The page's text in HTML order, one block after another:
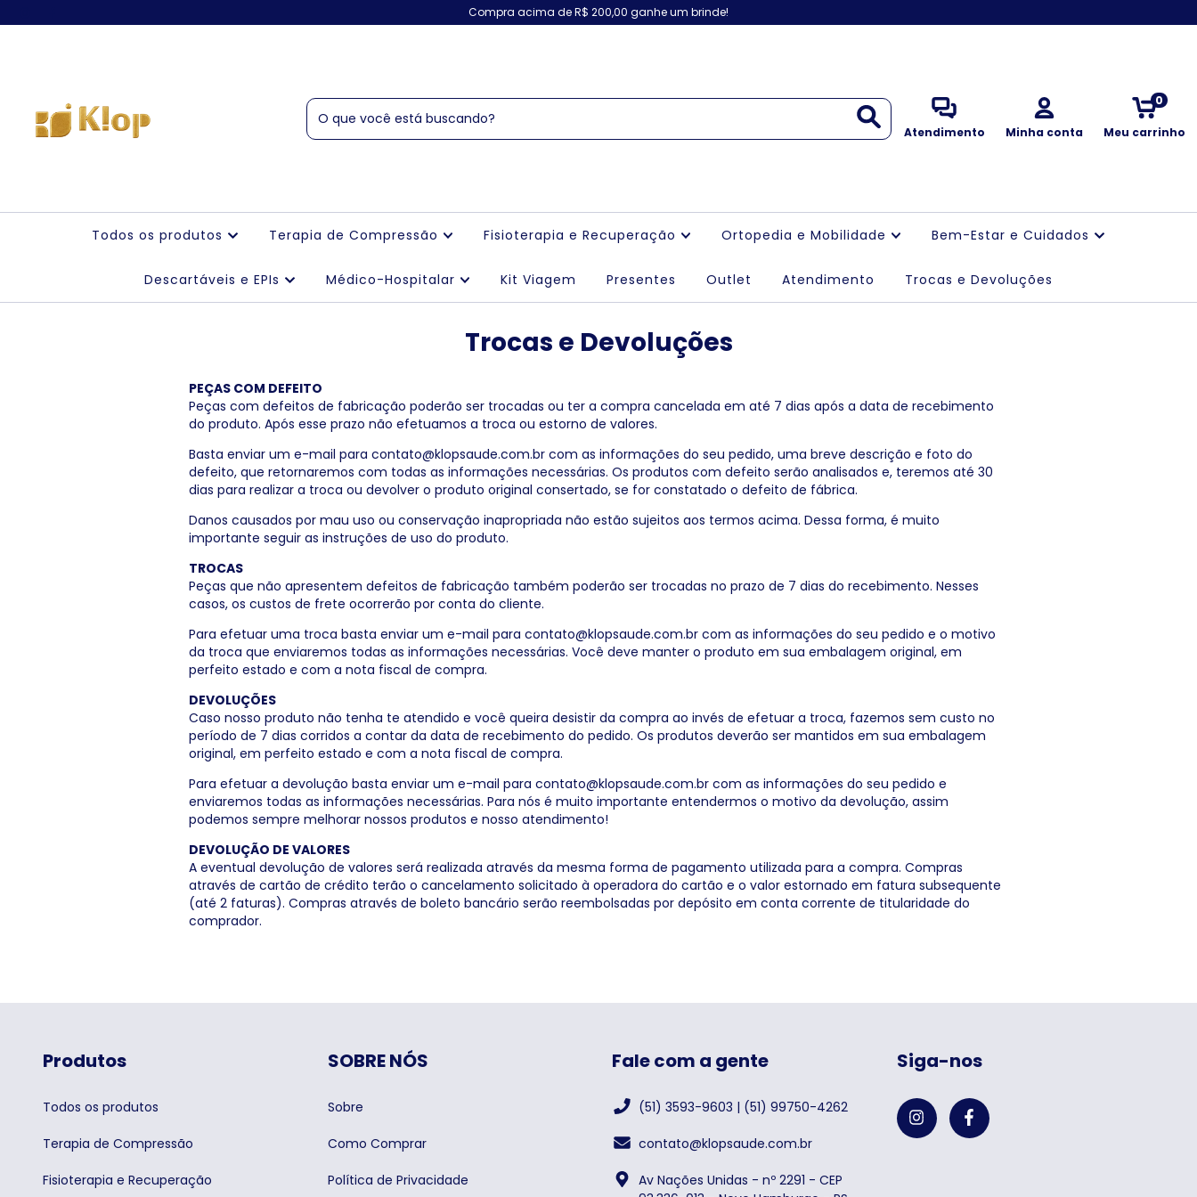
Compra acima de R$ 200,00 ganhe um brinde!
Atendimento Minha conta Meu carrinho
0
Todos os produtos Terapia de Compressão Fisioterapia e Recuperação Ortopedia e Mobilidade Bem-Estar e Cuidados
Descartáveis e EPIs Médico-Hospitalar Kit Viagem Presentes Outlet Atendimento Trocas e Devoluções
Trocas e Devoluções
PEÇAS COM DEFEITO
Peças com defeitos de fabricação poderão ser trocadas ou ter a compra cancelada em até 7 dias após a data de recebimento
do produto. Após esse prazo não efetuamos a troca ou estorno de valores.
Basta enviar um e-mail para contato@klopsaude.com.br com as informações do seu pedido, uma breve descrição e foto do
defeito, que retornaremos com todas as informações necessárias. Os produtos com defeito serão analisados e, teremos até 30
dias para realizar a troca ou devolver o produto original consertado, se for constatado o defeito de fábrica.
Danos causados por mau uso ou conservação inapropriada não estão sujeitos aos termos acima. Dessa forma, é muito
importante seguir as instruções de uso do produto.
TROCAS
Peças que não apresentem defeitos de fabricação também poderão ser trocadas no prazo de 7 dias do recebimento. Nesses
casos, os custos de frete ocorrerão por conta do cliente.
Para efetuar uma troca basta enviar um e-mail para contato@klopsaude.com.br com as informações do seu pedido e o motivo
da troca que enviaremos todas as informações necessárias. Você deve manter o produto em sua embalagem original, em
perfeito estado e com a nota fiscal de compra.
DEVOLUÇÕES
Caso nosso produto não tenha te atendido e você queira desistir da compra ao invés de efetuar a troca, fazemos sem custo no
período de 7 dias corridos a contar da data de recebimento do pedido. Os produtos deverão ser mantidos em sua embalagem
original, em perfeito estado e com a nota fiscal de compra.
Para efetuar a devolução basta enviar um e-mail para contato@klopsaude.com.br com as informações do seu pedido e
enviaremos todas as informações necessárias. Para nós é muito importante entendermos o motivo da devolução, assim
podemos sempre melhorar nossos produtos e nosso atendimento!
DEVOLUÇÃO DE VALORES
A eventual devolução de valores será realizada através da mesma forma de pagamento utilizada para a compra. Compras
através de cartão de crédito terão o cancelamento solicitado à operadora do cartão e o valor estornado em fatura subsequente
(até 2 faturas). Compras através de boleto bancário serão reembolsadas por depósito em conta corrente de titularidade do
comprador.
Produtos
Todos os produtos
Terapia de Compressão
Fisioterapia e Recuperação
SOBRE NÓS
Sobre
Como Comprar
Política de Privacidade
Fale com a gente
(51) 3593-9603 | (51) 99750-4262
contato@klopsaude.com.br
Av Nações Unidas - nº 2291 - CEP
Siga-nos